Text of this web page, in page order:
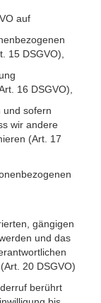
auf
15 DSGVO),
16 DSGVO),
und sofern
wir andere
(Art. 17
gängigen
und das
20 DSGVO)
berührt